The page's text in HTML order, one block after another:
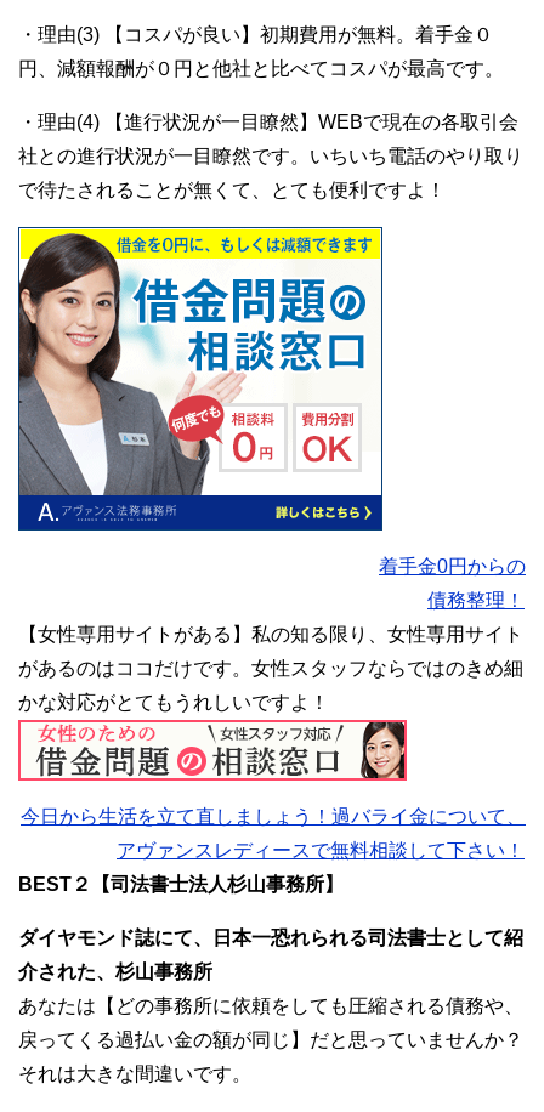
・理由(3) 【コスパが良い】初期費用が無料。着手金０
円、減額報酬が０円と他社と比べてコスパが最高です。
・理由(4) 【進行状況が一目瞭然】WEBで現在の各取引会
社との進行状況が一目瞭然です。いちいち電話のやり取り
で待たされることが無くて、とても便利ですよ！
着手金0円からの
債務整理！
【女性専用サイトがある】私の知る限り、女性専用サイト
があるのはココだけです。女性スタッフならではのきめ細
かな対応がとてもうれしいですよ！
今日から生活を立て直しましょう！過バライ金について、
アヴァンスレディースで無料相談して下さい！
BEST２【司法書士法人杉山事務所】
ダイヤモンド誌にて、日本一恐れられる司法書士として紹
介された、杉山事務所
あなたは【どの事務所に依頼をしても圧縮される債務や、
戻ってくる過払い金の額が同じ】だと思っていませんか？
それは大きな間違いです。